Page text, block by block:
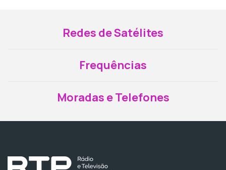
Redes de Satélites
Frequências
Moradas e Telefones